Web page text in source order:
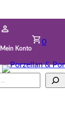
Mein Konto
0